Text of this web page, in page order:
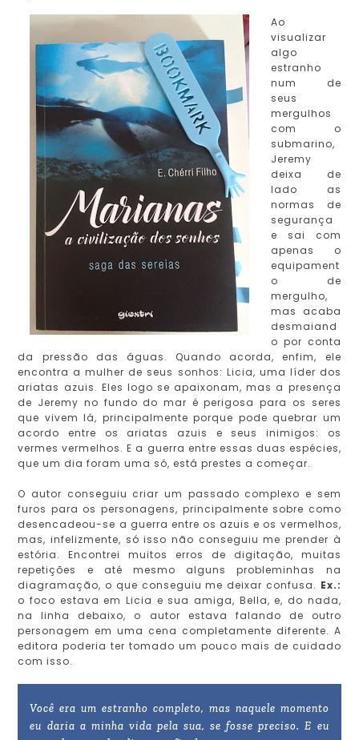
Ao
visualizar
algo
estranho
num de
seus
mergulhos
com o
submarino,
Jeremy
deixa de
lado as
normas de
segurança
e sai com
apenas o
equipament
o de
mergulho,
mas acaba
desmaiand
o por conta
da pressão das águas. Quando acorda, enfim, ele
encontra a mulher de seus sonhos: Licia, uma líder dos
ariatas azuis. Eles logo se apaixonam, mas a presença
de Jeremy no fundo do mar é perigosa para os seres
que vivem lá, principalmente porque pode quebrar um
acordo entre os ariatas azuis e seus inimigos: os
vermes vermelhos. E a guerra entre essas duas espécies,
que um dia foram uma só, está prestes a começar.
O autor conseguiu criar um passado complexo e sem
furos para os personagens, principalmente sobre como
desencadeou-se a guerra entre os azuis e os vermelhos,
mas, infelizmente, só isso não conseguiu me prender à
estória. Encontrei muitos erros de digitação, muitas
repetições e até mesmo alguns probleminhas na
diagramação, o que conseguiu me deixar confusa. Ex.:
o foco estava em Licia e sua amiga, Bella, e, do nada,
na linha debaixo, o autor estava falando de outro
personagem em uma cena completamente diferente. A
editora poderia ter tomado um pouco mais de cuidado
com isso.
Você era um estranho completo, mas naquele momento
eu daria a minha vida pela sua, se fosse preciso. E eu